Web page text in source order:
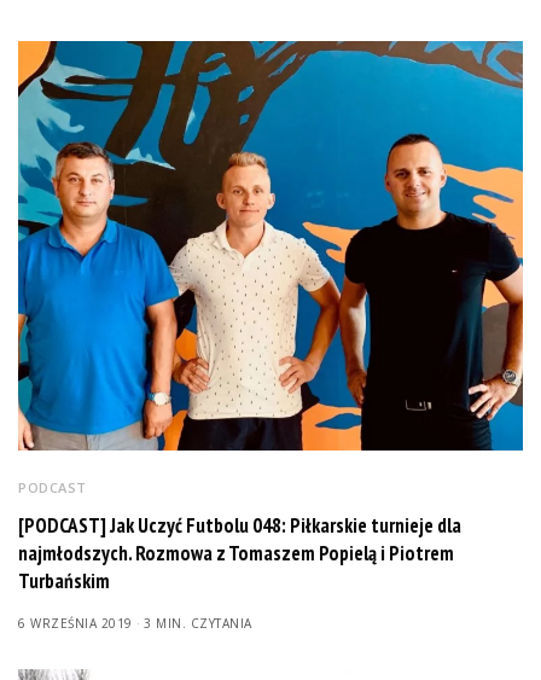
PODCAST
[PODCAST] Jak Uczyć Futbolu 048: Piłkarskie turnieje dla
najmłodszych. Rozmowa z Tomaszem Popielą i Piotrem
Turbańskim
6 WRZEŚNIA 2019 3 MIN. CZYTANIA